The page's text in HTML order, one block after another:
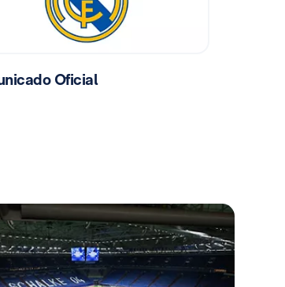
Oficial